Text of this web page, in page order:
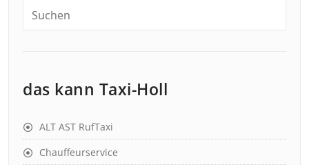
das kann Taxi-Holl
ALT AST RufTaxi
Chauffeurservice